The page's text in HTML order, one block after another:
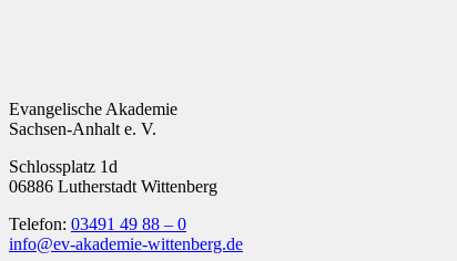
Evangelische Akademie
Sachsen-Anhalt e. V.
Schlossplatz 1d
06886 Lutherstadt Wittenberg
Telefon: 03491 49 88 – 0
info@ev-akademie-wittenberg.de